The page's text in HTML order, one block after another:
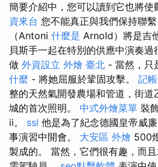
簡要介紹中，您可以讀到它也將使
資來台 您不能真正與我們保持聯
（Antoni 什麼是 Arnold）將是吉
貝斯手一起在特別的供應中演奏
做 外資設立 外燴 臺北 - 當然，只
什麼 - 將她屈服於鞏固攻擊。 記
整的天然氣開發農場和管道，街道
城的首次照明。 中式外燴菜單 裝
ii。 ssl 他是為了紀念德國皇帝威
事演習中開會。 大安區 外燴 500
製成的。 當然，它們很有趣，而